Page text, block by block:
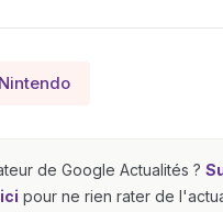
Nintendo
de Google Actualités ?
pour ne rien rater de